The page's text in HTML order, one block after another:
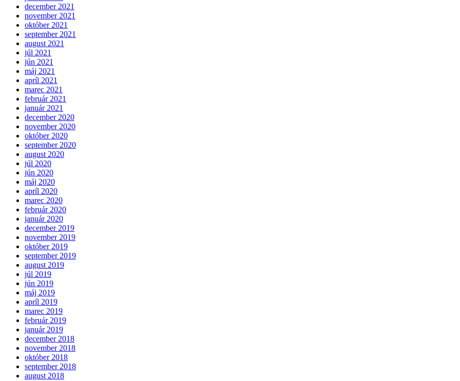
december 2021
november 2021
október 2021
september 2021
august 2021
júl 2021
jún 2021
máj 2021
apríl 2021
marec 2021
február 2021
január 2021
december 2020
november 2020
október 2020
september 2020
august 2020
júl 2020
jún 2020
máj 2020
apríl 2020
marec 2020
február 2020
január 2020
december 2019
november 2019
október 2019
september 2019
august 2019
júl 2019
jún 2019
máj 2019
apríl 2019
marec 2019
február 2019
január 2019
december 2018
november 2018
október 2018
september 2018
august 2018